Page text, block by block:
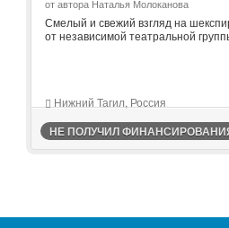
от автора Наталья Молоканова
Смелый и свежий взгляд на
от независимой театральной
Нижний Тагил, Россия
НЕ ПОЛУЧИЛ ФИНАНСИРОВАНИЯ